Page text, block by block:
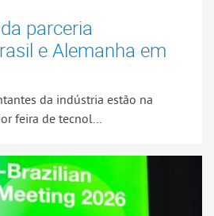
parceria
e Alemanha em
da indústria estão na
feira de tecnol...